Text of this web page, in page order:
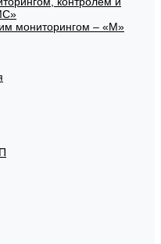
мониторингом – «М»